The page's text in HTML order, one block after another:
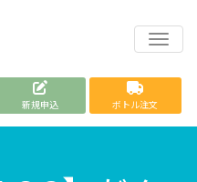
新規申込 ボトル注文